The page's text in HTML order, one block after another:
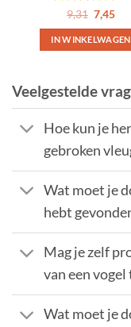
Gewaardeerd
5uit 5
9,31
prijs
was:
9,31.
7,45
is:
IN WINKELWAGEN
Veelgestelde
Hoe kun je
gebroken
Wat moet je
hebt
Mag je zelf
van een
Wat moet je